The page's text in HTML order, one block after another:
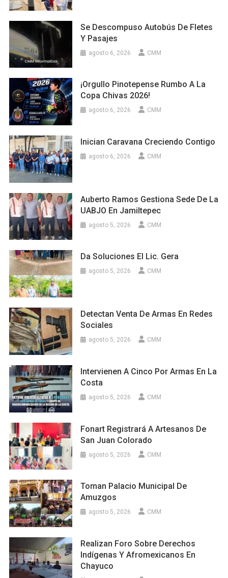
Se Descompuso Autobús De Fletes
Y Pasajes
agosto 6, 2026 CMM
¡Orgullo Pinotepense Rumbo A La
Copa Chivas 2026!
agosto 6, 2026 CMM
Inician Caravana Creciendo Contigo
agosto 6, 2026 CMM
Auberto Ramos Gestiona Sede De La
UABJO En Jamiltepec
agosto 5, 2026 CMM
Da Soluciones El Lic. Gera
agosto 5, 2026 CMM
Detectan Venta De Armas En Redes
Sociales
agosto 5, 2026 CMM
Intervienen A Cinco Por Armas En La
Costa
agosto 5, 2026 CMM
Fonart Registrará A Artesanos De
San Juan Colorado
agosto 5, 2026 CMM
Toman Palacio Municipal De
Amuzgos
agosto 5, 2026 CMM
Realizan Foro Sobre Derechos
Indígenas Y Afromexicanos En
Chayuco